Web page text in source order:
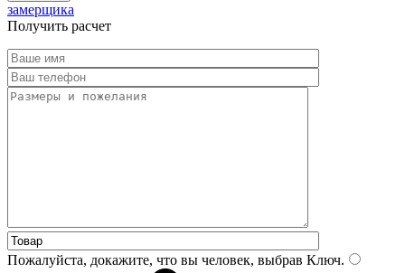
замерщика
Получить расчет
Пожалуйста, докажите, что вы человек, выбрав Ключ.